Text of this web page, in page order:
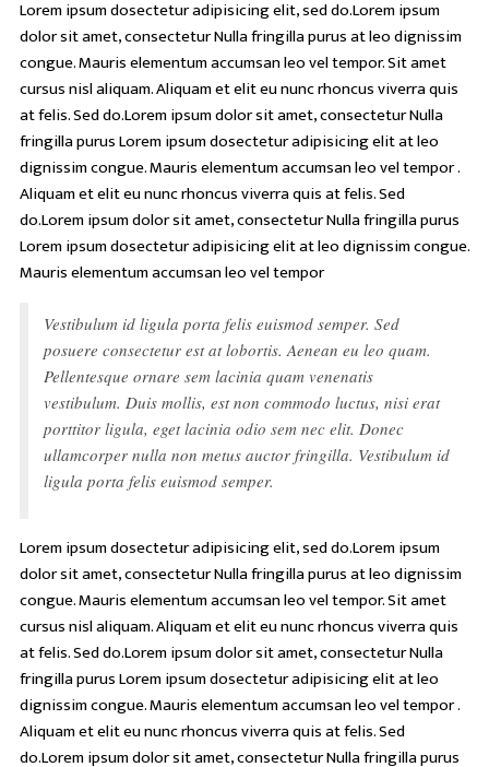
Lorem ipsum dosectetur adipisicing elit, sed do.Lorem ipsum
dolor sit amet, consectetur Nulla fringilla purus at leo dignissim
congue. Mauris elementum accumsan leo vel tempor. Sit amet
cursus nisl aliquam. Aliquam et elit eu nunc rhoncus viverra quis
at felis. Sed do.Lorem ipsum dolor sit amet, consectetur Nulla
fringilla purus Lorem ipsum dosectetur adipisicing elit at leo
dignissim congue. Mauris elementum accumsan leo vel tempor .
Aliquam et elit eu nunc rhoncus viverra quis at felis. Sed
do.Lorem ipsum dolor sit amet, consectetur Nulla fringilla purus
Lorem ipsum dosectetur adipisicing elit at leo dignissim congue.
Mauris elementum accumsan leo vel tempor
Vestibulum id ligula porta felis euismod semper. Sed
posuere consectetur est at lobortis. Aenean eu leo quam.
Pellentesque ornare sem lacinia quam venenatis
vestibulum. Duis mollis, est non commodo luctus, nisi erat
porttitor ligula, eget lacinia odio sem nec elit. Donec
ullamcorper nulla non metus auctor fringilla. Vestibulum id
ligula porta felis euismod semper.
Lorem ipsum dosectetur adipisicing elit, sed do.Lorem ipsum
dolor sit amet, consectetur Nulla fringilla purus at leo dignissim
congue. Mauris elementum accumsan leo vel tempor. Sit amet
cursus nisl aliquam. Aliquam et elit eu nunc rhoncus viverra quis
at felis. Sed do.Lorem ipsum dolor sit amet, consectetur Nulla
fringilla purus Lorem ipsum dosectetur adipisicing elit at leo
dignissim congue. Mauris elementum accumsan leo vel tempor .
Aliquam et elit eu nunc rhoncus viverra quis at felis. Sed
do.Lorem ipsum dolor sit amet, consectetur Nulla fringilla purus